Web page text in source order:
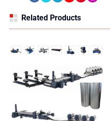
Related Products